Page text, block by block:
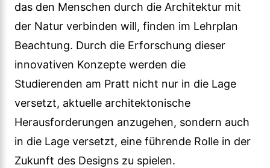
das den Menschen durch die Architektur mit
der Natur verbinden will, finden im Lehrplan
Beachtung. Durch die Erforschung dieser
innovativen Konzepte werden die
Studierenden am Pratt nicht nur in die Lage
versetzt, aktuelle architektonische
Herausforderungen anzugehen, sondern auch
in die Lage versetzt, eine führende Rolle in der
Zukunft des Designs zu spielen.